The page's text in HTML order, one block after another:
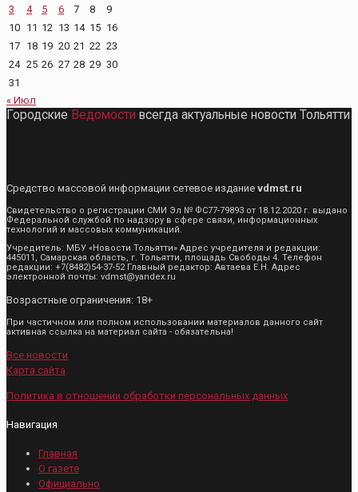
3
4 5 6 7 8
9
10 11 12 13 14 15 16
17 18 19 20 21 22 23
24 25 26 27 28 29 30
31
« Июл
Городские Ведомости всегда актуальные новости Тольятти
Средство массовой информации сетевое издание vdmst.ru
Свидетельство о регистрации СМИ Эл № ФС77-79893 от 18.12.2020 г. выдано
Федеральной службой по надзору в сфере связи, информационных
технологий и массовых коммуникаций.
Учредитель: МБУ «Новости Тольятти» Адрес учредителя и редакции:
445011, Самарская область, г. Тольятти, площадь Свободы 4. Телефон
редакции: +7(8482)54-37-52 Главный редактор: Автаева Е.Н. Адрес
электронной почты: vdmst@yandex.ru
Возрастные ограничения: 18+
При частичном или полном использовании материалов данного сайт
активная ссылка на материал сайта - обязательна!
Все новости
Карта сайта
Политика в отношении обработки персональных данных
Навигация
Главная
О газете
Официально